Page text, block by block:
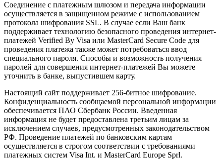
Соединение с платежным шлюзом и передача информации
осуществляется в защищенном режиме с использованием
протокола шифрования SSL. В случае если Ваш банк
поддерживает технологию безопасного проведения интернет-
платежей Verified By Visa или MasterCard Secure Code для
проведения платежа также может потребоваться ввод
специального пароля. Способы и возможность получения
паролей для совершения интернет-платежей Вы можете
уточнить в банке, выпустившем карту.
Настоящий сайт поддерживает 256-битное шифрование.
Конфиденциальность сообщаемой персональной информации
обеспечивается ПАО Сбербанк России. Введенная
информация не будет предоставлена третьим лицам за
исключением случаев, предусмотренных законодательством
РФ. Проведение платежей по банковским картам
осуществляется в строгом соответствии с требованиями
платежных систем Visa Int. и MasterCard Europe Sprl.